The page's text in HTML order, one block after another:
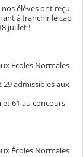
élèves ont reçu
à franchir le cap
juillet !
Écoles Normales
29 admissibles aux
et 61 au concours
Écoles Normales